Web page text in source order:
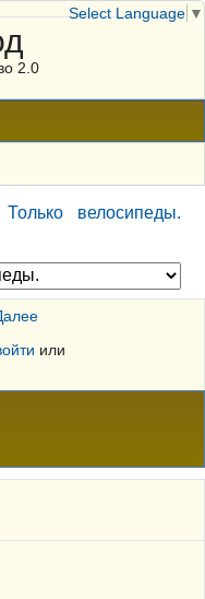
2.0
велосипеды.
или
Select Language ▼